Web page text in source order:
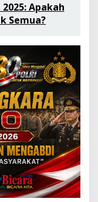
Apakah
Semua?